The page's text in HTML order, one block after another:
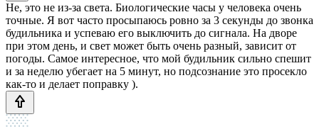
Не, это не из-за света. Биологические часы у человека очень
точные. Я вот часто просыпаюсь ровно за 3 секунды до звонка
будильника и успеваю его выключить до сигнала. На дворе
при этом день, и свет может быть очень разный, зависит от
погоды. Самое интересное, что мой будильник сильно спешит
и за неделю убегает на 5 минут, но подсознание это просекло
как-то и делает поправку ).